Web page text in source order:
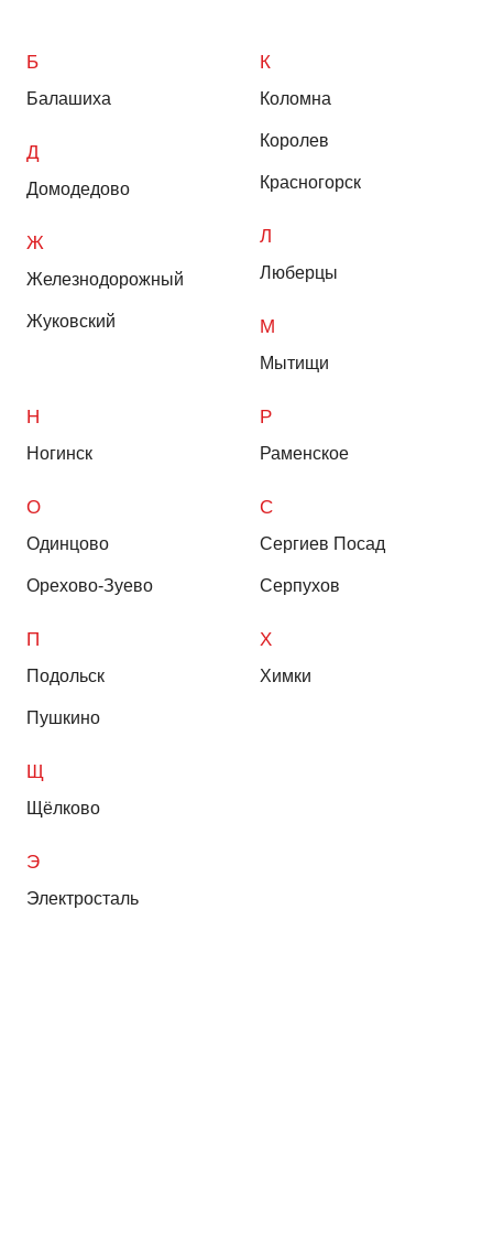
Б
Балашиха
Д
Домодедово
Ж
Железнодорожный
Жуковский
К
Коломна
Королев
Красногорск
Л
Люберцы
М
Мытищи
Н
Ногинск
О
Одинцово
Орехово-Зуево
П
Подольск
Пушкино
Р
Раменское
С
Сергиев Посад
Серпухов
Х
Химки
Щ
Щёлково
Э
Электросталь